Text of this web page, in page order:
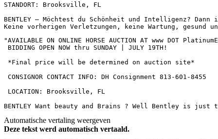
STANDORT: Brooksville, FL
BENTLEY – Möchtest du Schönheit und Intelligenz?
Keine vorherigen Verletzungen, keine Wartung, gesund
"AVAILABLE ON ONLINE HORSE AUCTION AT www DOT
BIDDING OPEN NOW thru SUNDAY | JULY 19TH!
*Final price will be determined on auction site*
CONSIGNOR CONTACT INFO: DH Consignment 813-601-8455
LOCATION: Brooksville, FL
BENTLEY Want beauty and Brains ? Well Bentley
Automatische vertaling weergeven
Deze tekst werd automatisch vertaald.